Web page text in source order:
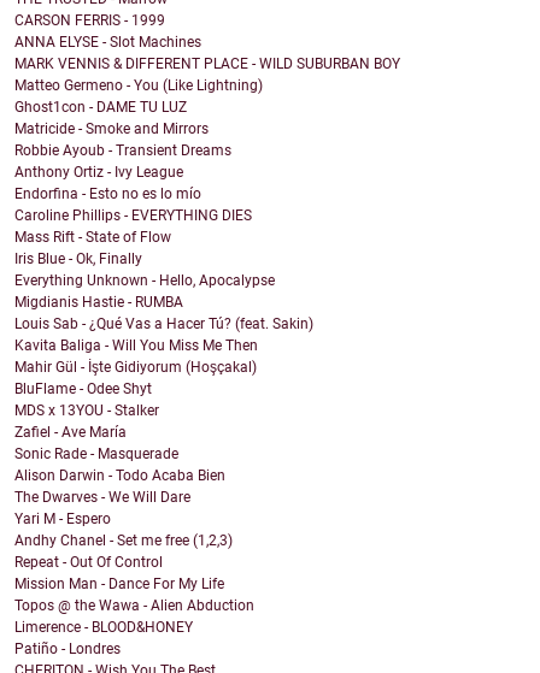
CARSON FERRIS - 1999
ANNA ELYSE - Slot Machines
MARK VENNIS & DIFFERENT PLACE - WILD SUBURBAN BOY
Matteo Germeno - You (Like Lightning)
Ghost1con - DAME TU LUZ
Matricide - Smoke and Mirrors
Robbie Ayoub - Transient Dreams
Anthony Ortiz - Ivy League
Endorfina - Esto no es lo mío
Caroline Phillips - EVERYTHING DIES
Mass Rift - State of Flow
Iris Blue - Ok, Finally
Everything Unknown - Hello, Apocalypse
Migdianis Hastie - RUMBA
Louis Sab - ¿Qué Vas a Hacer Tú? (feat. Sakin)
Kavita Baliga - Will You Miss Me Then
Mahir Gül - İşte Gidiyorum (Hoşçakal)
BluFlame - Odee Shyt
MDS x 13YOU - Stalker
Zafiel - Ave María
Sonic Rade - Masquerade
Alison Darwin - Todo Acaba Bien
The Dwarves - We Will Dare
Yari M - Espero
Andhy Chanel - Set me free (1,2,3)
Repeat - Out Of Control
Mission Man - Dance For My Life
Topos @ the Wawa - Alien Abduction
Limerence - BLOOD&HONEY
Patiño - Londres